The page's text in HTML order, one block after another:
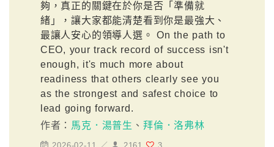
夠，真正的關鍵在於你是否「準備就
緒」，讓大家都能清楚看到你是最強大、
最讓人安心的領導人選。 On the path to
CEO, your track record of success isn't
enough, it's much more about
readiness that others clearly see you
as the strongest and safest choice to
lead going forward.
作者： 馬克．湯普生 、 拜倫．洛弗林